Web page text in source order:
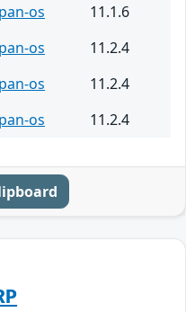
pan-os
11.1.6
pan-os
11.2.4
pan-os
11.2.4
pan-os 11.2.4